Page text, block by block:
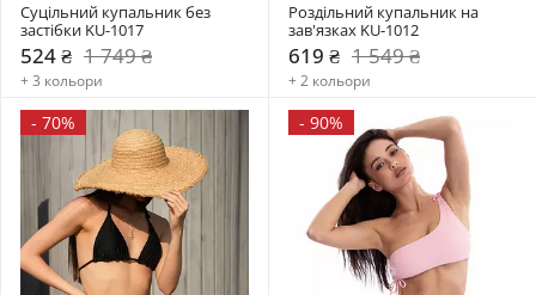
Суцільний купальник без
застібки KU-1017
524 ₴ 1 749 ₴
+ 3 кольори
Роздільний купальник на
зав'язках KU-1012
619 ₴ 1 549 ₴
+ 2 кольори
- 70% - 90%